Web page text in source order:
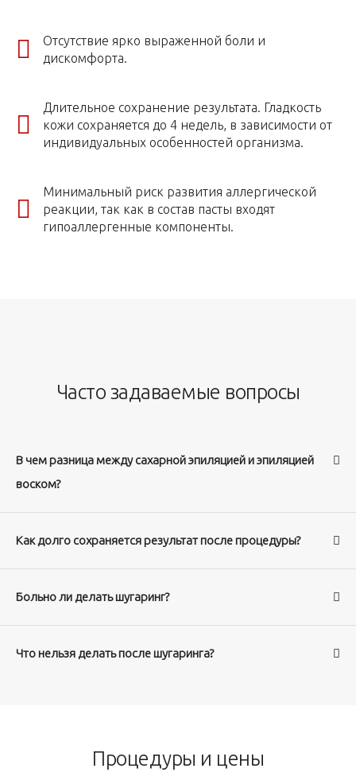
Отсутствие ярко выраженной боли и
дискомфорта.
Длительное сохранение результата. Гладкость
кожи сохраняется до 4 недель, в зависимости от
индивидуальных особенностей организма.
Минимальный риск развития аллергической
реакции, так как в состав пасты входят
гипоаллергенные компоненты.
Часто задаваемые вопросы
В чем разница между сахарной эпиляцией и эпиляцией
воском?
Как долго сохраняется результат после процедуры?
Больно ли делать шугаринг?
Что нельзя делать после шугаринга?
Процедуры и цены